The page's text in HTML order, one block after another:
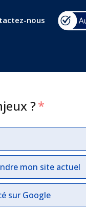
nous
?*
mon site actuel
sur Google